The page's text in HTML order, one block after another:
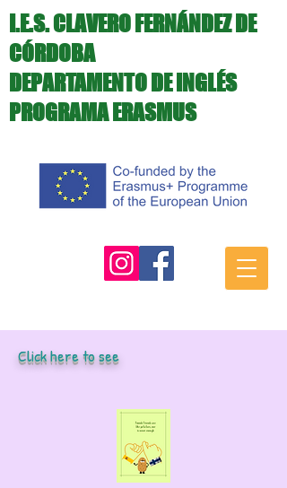
I.E.S. CLAVERO FERNÁNDEZ DE
CÓRDOBA
DEPARTAMENTO DE INGLÉS
PROGRAMA ERASMUS
Click here to see